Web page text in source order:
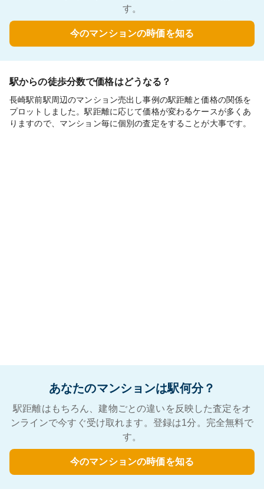
す。
今のマンションの時価を知る
駅からの徒歩分数で価格はどうなる？
長崎駅前駅周辺のマンション売出し事例の駅距離と価格の関係を
プロットしました。駅距離に応じて価格が変わるケースが多くあ
りますので、マンション毎に個別の査定をすることが大事です。
あなたのマンションは駅何分？
駅距離はもちろん、建物ごとの違いを反映した査定をオ
ンラインで今すぐ受け取れます。登録は1分。完全無料で
す。
今のマンションの時価を知る